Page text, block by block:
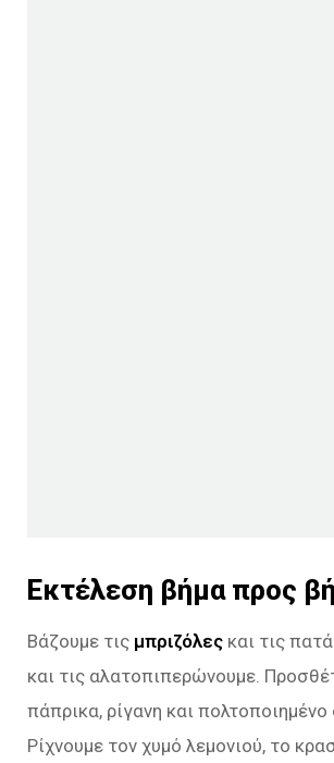
Εκτέλεση βήμα προς
Βάζουμε τις μπριζόλες και τις
και τις αλατοπιπερώνουμε.
πάπρικα, ρίγανη και πολτοποιημένο
Ρίχνουμε τον χυμό λεμονιού, το